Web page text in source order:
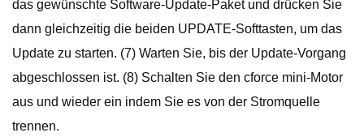
das gewünschte Software-Update-Paket und drücken Sie
dann gleichzeitig die beiden UPDATE-Softtasten, um das
Update zu starten. (7) Warten Sie, bis der Update-Vorgang
abgeschlossen ist. (8) Schalten Sie den cforce mini-Motor
aus und wieder ein indem Sie es von der Stromquelle
trennen.